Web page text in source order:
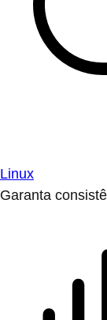
Linux
Garanta